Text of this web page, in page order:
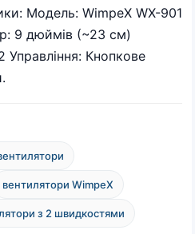
Модель: WimpeX WX-901
9 дюймів (~23 см)
Управління: Кнопкове
вентилятори WimpeX
з 2 швидкостями